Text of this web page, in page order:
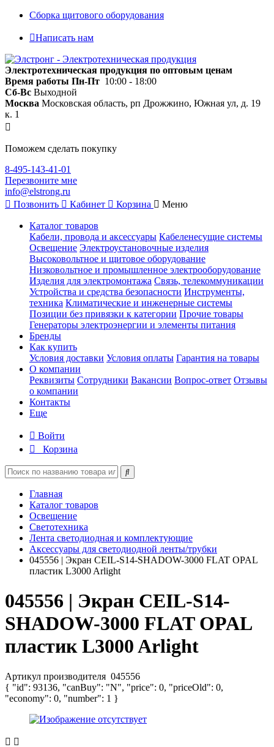
Сборка щитового оборудования
Написать нам
Электротехническая продукция по оптовым ценам
Время работы Пн-Пт 10:00 - 18:00
Сб-Вс Выходной
Москва Московская область, рп Дрожжино, Южная ул, д. 19
к. 1
Поможем сделать покупку
8-495-143-41-01
Перезвоните мне
info@elstrong.ru
Позвонить
Кабинет Корзина Меню
Каталог товаров
Кабели, провода и аксессуары Кабеленесущие системы
Освещение Электроустановочные изделия
Высоковольтное и щитовое оборудование
Низковольтное и промышленное электрооборудование
Изделия для электромонтажа Связь, телекоммуникации
Устройства и средства безопасности Инструменты,
техника Климатические и инженерные системы
Позиции без привязки к категории Прочие товары
Генераторы электроэнергии и элементы питания
Бренды
Как купить
Условия доставки Условия оплаты Гарантия на товары
О компании
Реквизиты Сотрудники Вакансии Вопрос-ответ Отзывы
о компании
Контакты
Еще
Войти
Корзина
Главная
Каталог товаров
Освещение
Светотехника
Лента светодиодная и комплектующие
Аксессуары для светодиодной ленты/трубки
045556 | Экран СEIL-S14-SHADOW-3000 FLAT OPAL
пластик L3000 Arlight
045556 | Экран СEIL-S14-
SHADOW-3000 FLAT OPAL
пластик L3000 Arlight
Артикул производителя 045556
{ "id": 93136, "canBuy": "N", "price": 0, "priceOld": 0,
"economy": 0, "number": 1 }